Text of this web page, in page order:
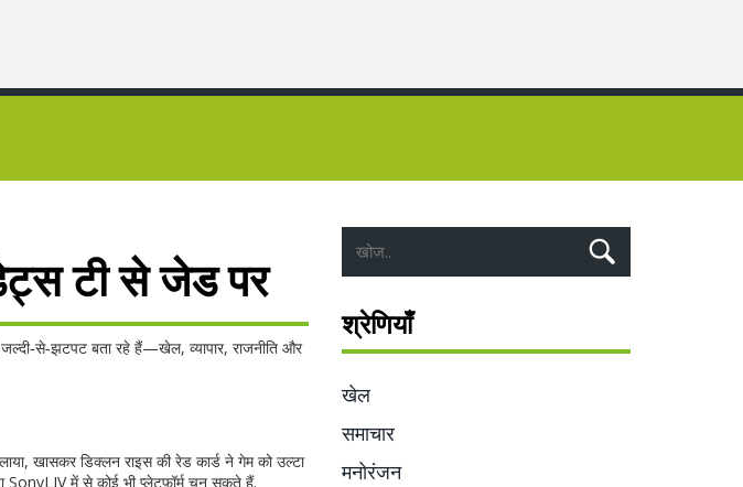
टी से जेड पर
बता रहे हैं—खेल, व्यापार, राजनीति और
खासकर डिक्लन राइस की रेड कार्ड ने गेम को उल्टा
SonyLIV में से कोई भी प्लेटफ़ॉर्म चुन सकते हैं.
श्रेणियाँ
खेल
समाचार
मनोरंजन